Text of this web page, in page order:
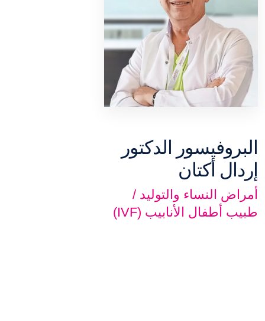
البروفيسور الدكتور
إردال أكتان
أمراض النساء والتوليد /
طبيب أطفال الأنابيب (IVF)